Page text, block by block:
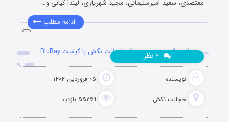
معتضدی، سعید امیرسلیمانی، مجید شهریاری، لیندا کیانی و…
ادامه مطلب
دانلود قسمت دوم سریال خجالت نکش با کیفیت BluRay
نویسنده ۰۵ فروردین ۱۴۰۴
خجالت نکش ۵۵۲۵۹ بازدید
۲ نظر